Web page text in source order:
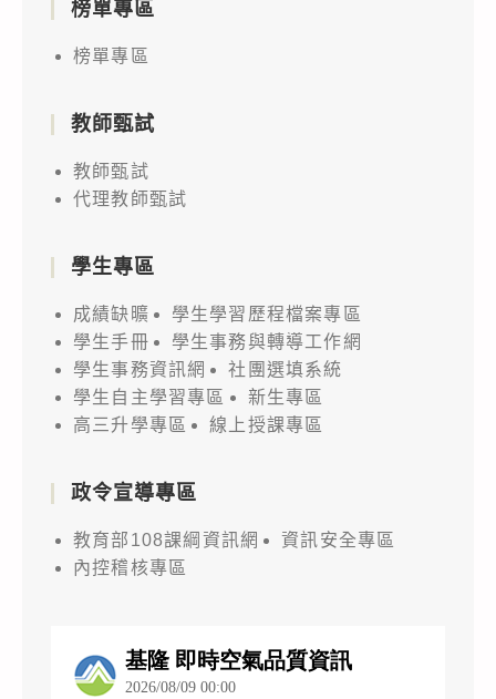
榜單專區
榜單專區
教師甄試
教師甄試
代理教師甄試
學生專區
成績缺曠
學生學習歷程檔案專區
學生手冊
學生事務與轉導工作網
學生事務資訊網
社團選填系統
學生自主學習專區
新生專區
高三升學專區
線上授課專區
政令宣導專區
教育部108課綱資訊網
資訊安全專區
內控稽核專區